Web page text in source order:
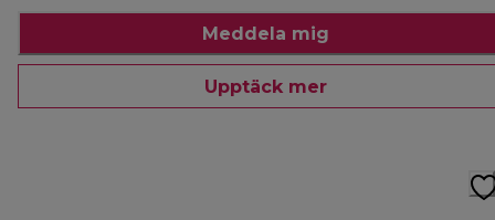
Meddela mig
Upptäck mer